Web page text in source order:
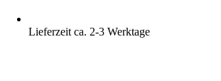
Lieferzeit ca. 2-3 Werktage